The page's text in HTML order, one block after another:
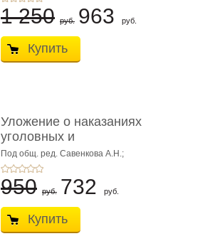
1 250 руб. 963 руб.
Купить
Уложение о наказаниях
уголовных и
исправитель ...
Под общ. ред. Савенкова А.Н.;
науч. ред. и рук. авт. кол. Чучаев
А.И.
950 руб. 732 руб.
Купить